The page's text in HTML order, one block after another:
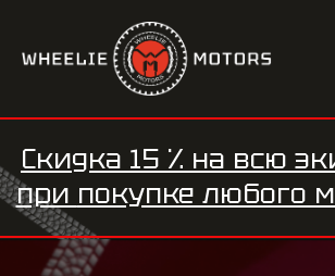
Скидка 15 %на всю экипировку